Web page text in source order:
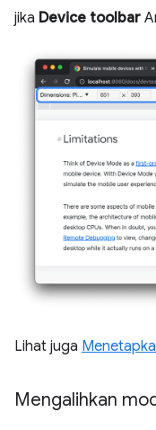
jika Device toolbar
Lihat juga
Mengalihkan